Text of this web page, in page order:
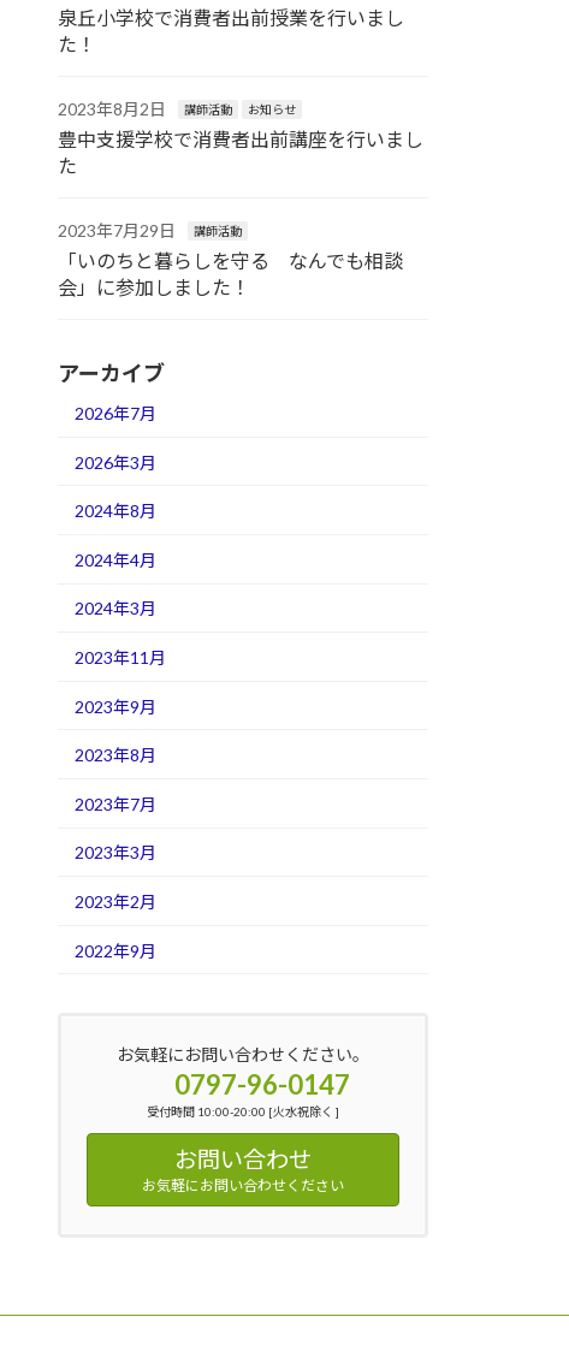
泉丘小学校で消費者出前授業を行いまし
た！
2023年8月2日 講師活動 お知らせ
豊中支援学校で消費者出前講座を行いまし
た
2023年7月29日 講師活動
「いのちと暮らしを守る なんでも相談
会」に参加しました！
アーカイブ
2026年7月
2026年3月
2024年8月
2024年4月
2024年3月
2023年11月
2023年9月
2023年8月
2023年7月
2023年3月
2023年2月
2022年9月
お気軽にお問い合わせください。
0797-96-0147
受付時間 10:00-20:00 [火水祝除く ]
お問い合わせ
お気軽にお問い合わせください